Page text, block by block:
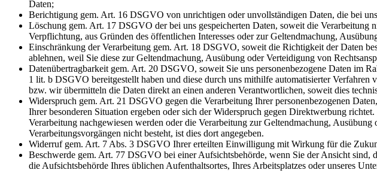
Daten;
Berichtigung gem. Art. 16 DSGVO von unrichtigen oder unvollständigen Daten, die bei
Löschung gem. Art. 17 DSGVO der bei uns gespeicherten Daten, soweit die
Verpflichtung, aus Gründen des öffentlichen Interesses oder zur Geltendmachung,
Einschränkung der Verarbeitung gem. Art. 18 DSGVO, soweit die Richtigkeit der Daten
ablehnen, weil Sie diese zur Geltendmachung, Ausübung oder Verteidigung von
Datenübertragbarkeit gem. Art. 20 DSGVO, soweit Sie uns personenbezogene Daten im
1 lit. b DSGVO bereitgestellt haben und diese durch uns mithilfe automatisierter
bzw. wir übermitteln die Daten direkt an einen anderen Verantwortlichen, soweit dies
Widerspruch gem. Art. 21 DSGVO gegen die Verarbeitung Ihrer personenbezogenen
Ihrer besonderen Situation ergeben oder sich der Widerspruch gegen Direktwerbung
Verarbeitung nachgewiesen werden oder die Verarbeitung zur Geltendmachung,
Verarbeitungsvorgängen nicht besteht, ist dies dort angegeben.
Widerruf gem. Art. 7 Abs. 3 DSGVO Ihrer erteilten Einwilligung mit Wirkung für die
Beschwerde gem. Art. 77 DSGVO bei einer Aufsichtsbehörde, wenn Sie der Ansicht
die Aufsichtsbehörde Ihres üblichen Aufenthaltsortes, Ihres Arbeitsplatzes oder unseres